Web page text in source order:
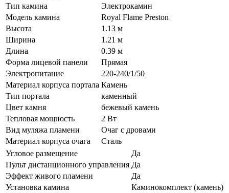
Тип камина
Электрокамин
Модель камина
Royal Flame Preston
Высота
1.13 м
Ширина
1.21 м
Длина
0.39 м
Форма лицевой панели
Прямая
Электропитание
220-240/1/50
Материал корпуса портала Камень
Тип портала
каменный
Цвет камня
бежевый камень
Тепловая мощность
2 Вт
Вид муляжа пламени
Очаг с дровами
Материал корпуса очага
Сталь
Угловое размещение
Да
Пульт дистанционного управления Да
Эффект живого пламени
Да
Установка камина
Каминокомплект (камень)